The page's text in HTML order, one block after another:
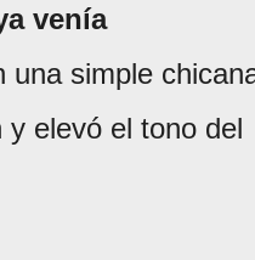
venía
una simple
elevó el tono del